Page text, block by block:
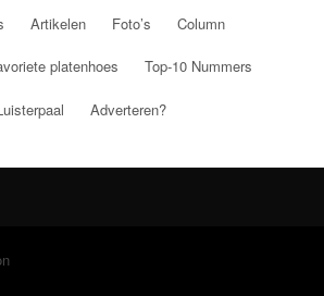
Artikelen Foto’s Column
platenhoes Top-10 Nummers
Adverteren?